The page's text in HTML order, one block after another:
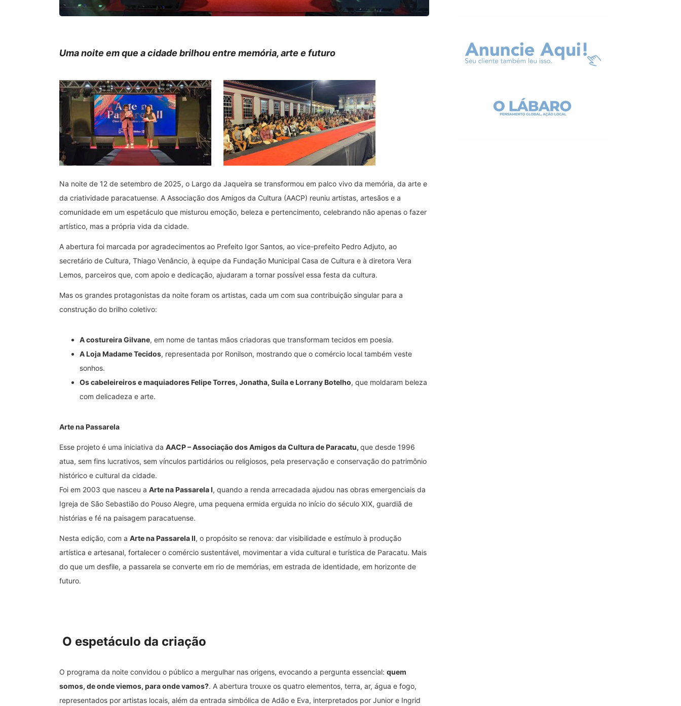
Uma noite em que a cidade brilhou entre memória, arte e futuro
Na noite de 12 de setembro de 2025, o Largo da Jaqueira se transformou em palco vivo da memória, da arte e
da criatividade paracatuense. A Associação dos Amigos da Cultura (AACP) reuniu artistas, artesãos e a
comunidade em um espetáculo que misturou emoção, beleza e pertencimento, celebrando não apenas o fazer
artístico, mas a própria vida da cidade.
A abertura foi marcada por agradecimentos ao Prefeito Igor Santos, ao vice-prefeito Pedro Adjuto, ao
secretário de Cultura, Thiago Venâncio, à equipe da Fundação Municipal Casa de Cultura e à diretora Vera
Lemos, parceiros que, com apoio e dedicação, ajudaram a tornar possível essa festa da cultura.
Mas os grandes protagonistas da noite foram os artistas, cada um com sua contribuição singular para a
construção do brilho coletivo:
A costureira Gilvane, em nome de tantas mãos criadoras que transformam tecidos em poesia.
A Loja Madame Tecidos, representada por Ronilson, mostrando que o comércio local também veste
sonhos.
Os cabeleireiros e maquiadores Felipe Torres, Jonatha, Suíla e Lorrany Botelho, que moldaram beleza
com delicadeza e arte.
Arte na Passarela
Esse projeto é uma iniciativa da AACP – Associação dos Amigos da Cultura de Paracatu, que desde 1996
atua, sem fins lucrativos, sem vínculos partidários ou religiosos, pela preservação e conservação do patrimônio
histórico e cultural da cidade.
Foi em 2003 que nasceu a Arte na Passarela I, quando a renda arrecadada ajudou nas obras emergenciais da
Igreja de São Sebastião do Pouso Alegre, uma pequena ermida erguida no início do século XIX, guardiã de
histórias e fé na paisagem paracatuense.
Nesta edição, com a Arte na Passarela II, o propósito se renova: dar visibilidade e estímulo à produção
artística e artesanal, fortalecer o comércio sustentável, movimentar a vida cultural e turística de Paracatu. Mais
do que um desfile, a passarela se converte em rio de memórias, em estrada de identidade, em horizonte de
futuro.
O espetáculo da criação
O programa da noite convidou o público a mergulhar nas origens, evocando a pergunta essencial: quem
somos, de onde viemos, para onde vamos?. A abertura trouxe os quatro elementos, terra, ar, água e fogo,
representados por artistas locais, além da entrada simbólica de Adão e Eva, interpretados por Junior e Ingrid